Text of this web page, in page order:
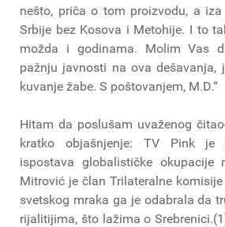
nešto, priča o tom proizvodu, a
Srbije bez Kosova i Metohije. I to
možda i godinama. Molim Vas
pažnju javnosti na ova
kuvanje žabe. S poštovanjem, M.D.“
Hitam da poslušam uvaženog
kratko objašnjenje: TV Pink je
ispostava globalističke okupacije
Mitrović je član Trilateralne
svetskog mraka ga je odabrala da
rijalitijima, što lažima o